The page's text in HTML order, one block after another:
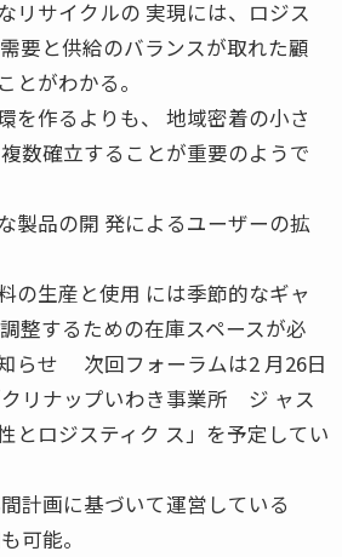
リサイクルの 実現には、ロジス
要と供給のバランスが取れた顧
とがわかる。
を作るよりも、 地域密着の小さ
数確立することが重要のようで
製品の開 発によるユーザーの拡
の生産と使用 には季節的なギャ
整するための在庫スペースが必
らせ 次回フォーラムは2 月26日
クリナップいわき事業所 ジ ャス
とロジスティク ス」を予定してい
計画に基づいて運営している
可能。